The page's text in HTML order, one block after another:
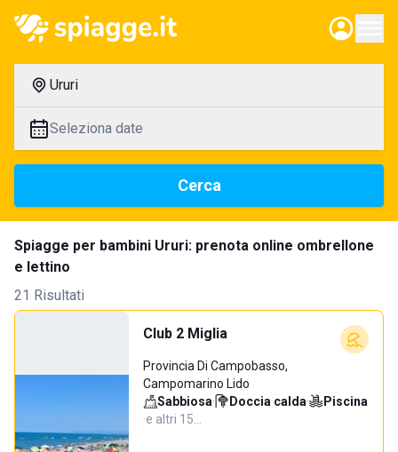
Ururi
Seleziona date
Cerca
Spiagge per bambini Ururi: prenota online ombrellone
e lettino
21 Risultati
Club 2 Miglia
Provincia Di Campobasso,
Campomarino Lido
Sabbiosa· Doccia calda·
Piscina
·e altri 15…